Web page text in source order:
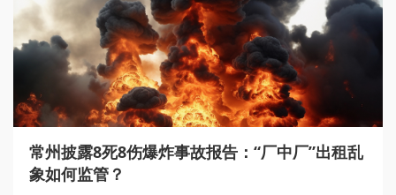
常州披露8死8伤爆炸事故报告：“厂中厂”出租乱
象如何监管？